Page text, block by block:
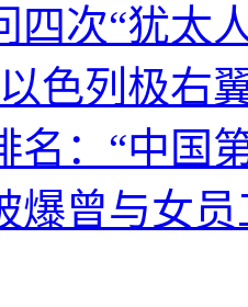
四次“犹太
色列极右
名：“中国
爆曾与女